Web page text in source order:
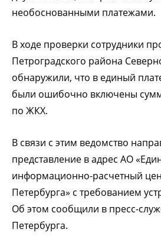
необоснованными платежами.
В ходе проверки сотрудники
Петроградского района
обнаружили, что в единый
были ошибочно включены
по ЖКХ.
В связи с этим ведомство
представление в адрес АО
информационно-расчетный
Петербурга» с требованием
Об этом сообщили в пресс-
Петербурга.